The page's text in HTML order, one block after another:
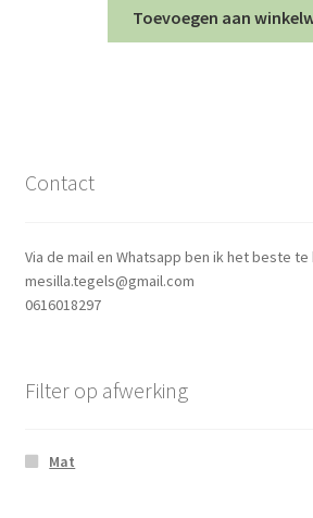
Toevoegen aan
Contact
Via de mail en Whatsapp ben ik het beste
mesilla.tegels@gmail.com
0616018297
Filter op afwerking
Mat